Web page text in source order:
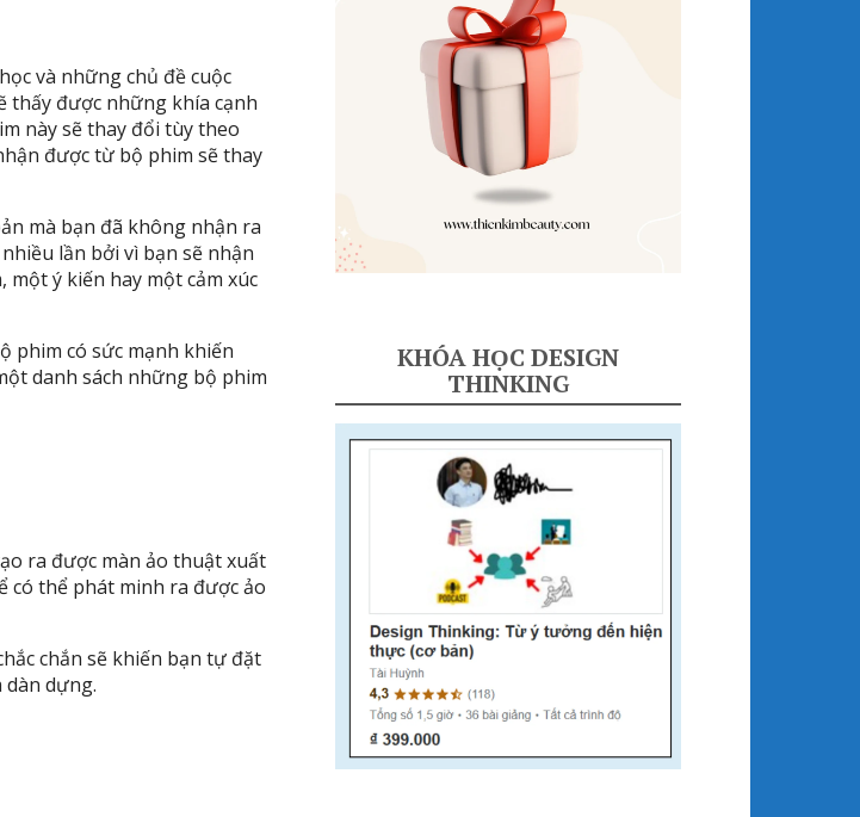
và những chủ đề cuộc
thấy được những khía cạnh
này sẽ thay đổi tùy theo
được từ bộ phim sẽ thay
mà bạn đã không nhận ra
lần bởi vì bạn sẽ nhận
một ý kiến hay một cảm xúc
phim có sức mạnh khiến
danh sách những bộ phim
ra được màn ảo thuật xuất
có thể phát minh ra được ảo
chắn sẽ khiến bạn tự đặt
dựng.
KHÓA HỌC DESIGN
THINKING